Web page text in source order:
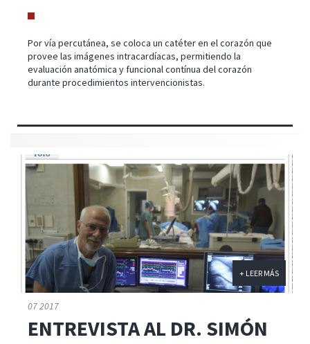
Por vía percutánea, se coloca un catéter en el corazón que
provee las imágenes intracardíacas, permitiendo la
evaluación anatómica y funcional contínua del corazón
durante procedimientos intervencionistas.
07 2017
ENTREVISTA AL DR. SIMÓN
+ LEER MÁS